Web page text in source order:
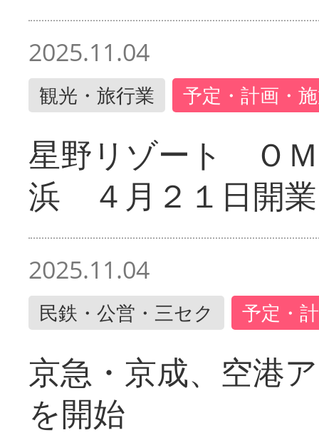
2025.11.04
観光・旅行業 予定・計画・
星野リゾート Ｏ
浜 ４月２１日開業
2025.11.04
民鉄・公営・三セク 予定・
京急・京成、空港
を開始